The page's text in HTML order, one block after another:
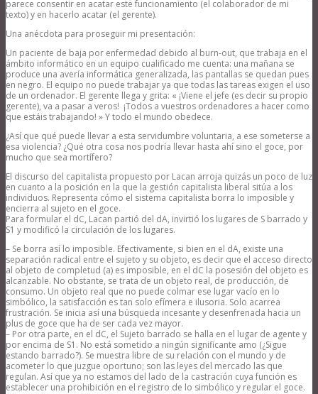
parece consentir en acatar este funcionamiento (el colaborador de mi
texto) y en hacerlo acatar (el gerente).
Una anécdota para proseguir mi presentación:
Un paciente de baja por enfermedad debido al burn-out, que trabaja en el
ámbito informático en un equipo cualificado me cuenta: una mañana se
produce una avería informática generalizada, las pantallas se quedan pues
en negro. El equipo no puede trabajar ya que todas las tareas exigen el uso
de un ordenador. El gerente llega y grita: « ¡Viene el jefe (es decir su propio
gerente), va a pasar a veros! ¡Todos a vuestros ordenadores a hacer como
que estáis trabajando! » Y todo el mundo obedece.
¿Así que qué puede llevar a esta servidumbre voluntaria, a ese someterse a
esa violencia? ¿Qué otra cosa nos podría llevar hasta ahí sino el goce, por
mucho que sea mortífero?
El discurso del capitalista propuesto por Lacan arroja quizás un poco de luz
en cuanto a la posición en la que la gestión capitalista liberal sitúa a los
individuos. Representa cómo el sistema capitalista borra lo imposible y
encierra al sujeto en el goce.
Para formular el dC, Lacan partió del dA, invirtió los lugares de S barrado y
S1 y modificó la circulación de los lugares.
– Se borra así lo imposible. Efectivamente, si bien en el dA, existe una
separación radical entre el sujeto y su objeto, es decir que el acceso directo
al objeto de completud (a) es imposible, en el dC la posesión del objeto es
alcanzable. No obstante, se trata de un objeto real, de producción, de
consumo. Un objeto real que no puede colmar ese lugar vacío en lo
simbólico, la satisfacción es tan solo efímera e ilusoria. Solo acarrea
frustración. Se inicia así una búsqueda incesante y desenfrenada hacia un
plus de goce que ha de ser cada vez mayor.
– Por otra parte, en el dC, el Sujeto barrado se halla en el lugar de agente y
por encima de S1. No está sometido a ningún significante amo (¿Sigue
estando barrado?). Se muestra libre de su relación con el mundo y de
acometer lo que juzgue oportuno; son las leyes del mercado las que
regulan. Así que ya no estamos del lado de la castración cuya función es
establecer una prohibición en el registro de lo simbólico y regular el goce.